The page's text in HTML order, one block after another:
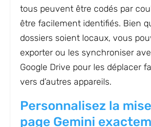
tous peuvent être codés par
être facilement identifiés. Bien
dossiers soient locaux, vous
exporter ou les synchroniser
Google Drive pour les déplacer
vers d’autres appareils.
Personnalisez la
page Gemini